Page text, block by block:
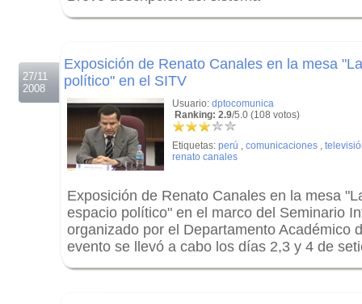
27/11
2008
Exposición de Renato Canales en la mesa
político" en el SITV
Usuario: dptocomunica
Ranking: 2.9/5.0 (108 votos)
Etiquetas: perú , comunicaciones ,
renato canales
Exposición de Renato Canales en la mesa
espacio político" en el marco del Seminario
organizado por el Departamento Académico
evento se llevó a cabo los días 2,3 y 4 de